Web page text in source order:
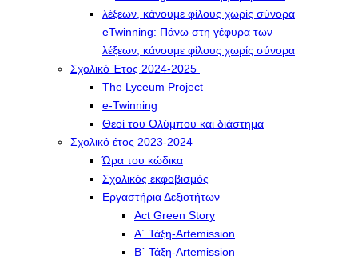
eTwinning: Πάνω στη γέφυρα των
λέξεων, κάνουμε φίλους χωρίς σύνορα
Σχολικό Έτος 2024-2025
The Lyceum Project
e-Twinning
Θεοί του Ολύμπου και διάστημα
Σχολικό έτος 2023-2024
Ώρα του κώδικα
Σχολικός εκφοβισμός
Εργαστήρια Δεξιοτήτων
Act Green Story
Α΄ Τάξη-Artemission
Β΄ Τάξη-Artemission